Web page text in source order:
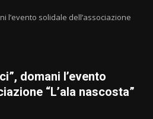
l’evento solidale dell’associazione
domani l’evento
“L’ala nascosta”